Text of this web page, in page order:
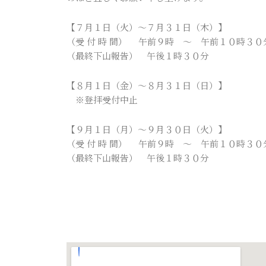
【７月１日（火）～７月３１日（木）】
（受 付 時 間） 午前９時 ～ 午前１０時３０
（最終下山報告） 午後１時３０分
【８月１日（金）～８月３１日（日）】
※登拝受付中止
【９月１日（月）～９月３０日（火）】
（受 付 時 間） 午前９時 ～ 午前１０時３０
（最終下山報告） 午後１時３０分